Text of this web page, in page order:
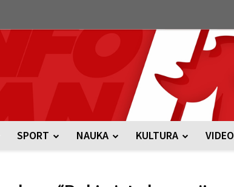
SPORT NAUKA KULTURA VIDEO